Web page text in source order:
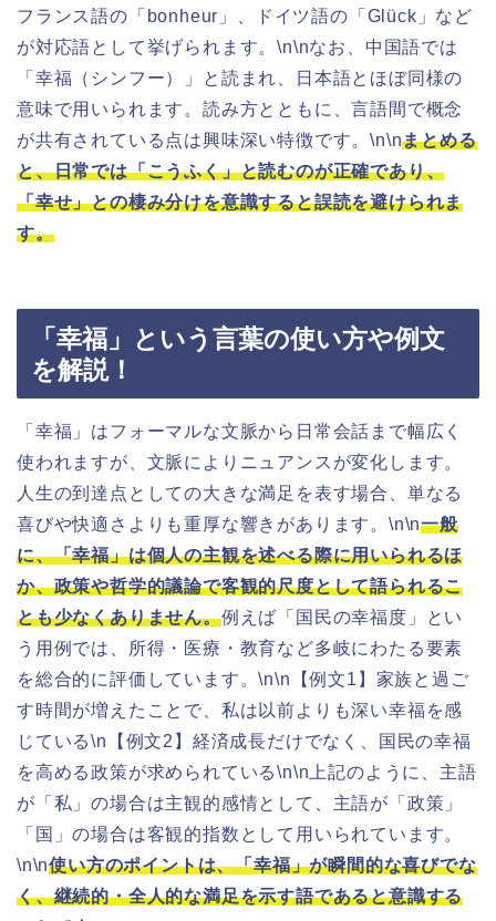
フランス語の「bonheur」、ドイツ語の「Glück」など
が対応語として挙げられます。\n\nなお、中国語では
「幸福（シンフー）」と読まれ、日本語とほぼ同様の
意味で用いられます。読み方とともに、言語間で概念
が共有されている点は興味深い特徴です。\n\nまとめる
と、日常では「こうふく」と読むのが正確であり、
「幸せ」との棲み分けを意識すると誤読を避けられま
す。
「幸福」という言葉の使い方や例文
を解説！
「幸福」はフォーマルな文脈から日常会話まで幅広く
使われますが、文脈によりニュアンスが変化します。
人生の到達点としての大きな満足を表す場合、単なる
喜びや快適さよりも重厚な響きがあります。\n\n一般
に、「幸福」は個人の主観を述べる際に用いられるほ
か、政策や哲学的議論で客観的尺度として語られるこ
とも少なくありません。例えば「国民の幸福度」とい
う用例では、所得・医療・教育など多岐にわたる要素
を総合的に評価しています。\n\n【例文1】家族と過ご
す時間が増えたことで、私は以前よりも深い幸福を感
じている\n【例文2】経済成長だけでなく、国民の幸福
を高める政策が求められている\n\n上記のように、主語
が「私」の場合は主観的感情として、主語が「政策」
「国」の場合は客観的指数として用いられています。
\n\n使い方のポイントは、「幸福」が瞬間的な喜びでな
く、継続的・全人的な満足を示す語であると意識する